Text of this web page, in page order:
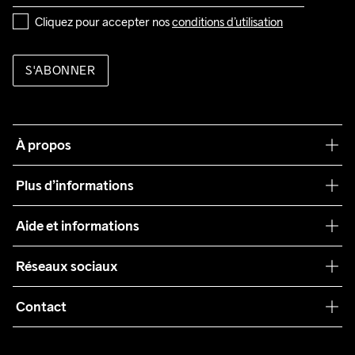
Cliquez pour accepter nos conditions d’utilisation
S'ABONNER
À propos
Plus d’informations
Teamwear
Durabilité
Collaborations
Aide et informations
Conditions générales
Retours
Réseaux sociaux
Contact